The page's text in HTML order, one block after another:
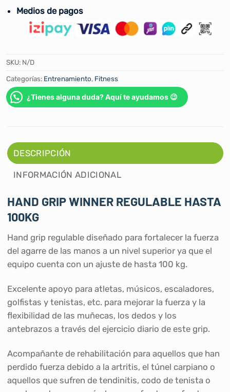
Medios de pagos
SKU: N/D
Categorías: Entrenamiento, Fitness
¿Tienes alguna duda? Aquí te ayudamos 😉
DESCRIPCIÓN
INFORMACIÓN ADICIONAL
HAND GRIP WINNER REGULABLE HASTA
100KG
Hand grip regulable diseñado para fortalecer la fuerza
del agarre de las manos a un nivel superior ya que el
equipo cuenta con un ajuste de hasta 100 kg.
Excelente apoyo para atletas, músicos, escaladores,
golfistas y tenistas, etc. para mejorar la fuerza y la
flexibilidad de las muñecas, los dedos y los
antebrazos a través del ejercicio diario de este grip.
Acompañante de rehabilitación para aquellos que han
perdido fuerza debido a la artritis, el túnel carpiano o
aquellos que sufren de tendinitis, codo de tenista o